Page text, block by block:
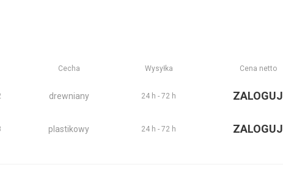
Cecha Wysyłka Cena netto
drewniany 24 h - 72 h ZALOGUJ
plastikowy 24 h - 72 h ZALOGUJ